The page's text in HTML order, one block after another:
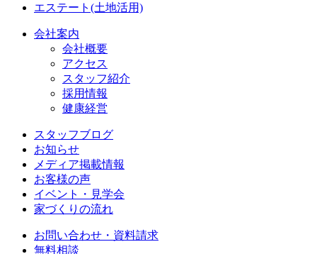
エステート(土地活用)
会社案内
会社概要
アクセス
スタッフ紹介
採用情報
健康経営
スタッフブログ
お知らせ
メディア掲載情報
お客様の声
イベント・見学会
家づくりの流れ
お問い合わせ・資料請求
無料相談